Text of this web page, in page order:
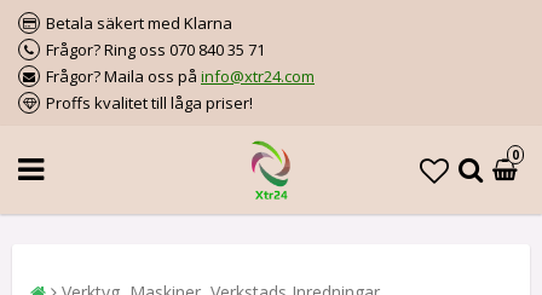
Betala säkert med Klarna
Frågor? Ring oss 070 840 35 71
Frågor? Maila oss på info@xtr24.com
Proffs kvalitet till låga priser!
0